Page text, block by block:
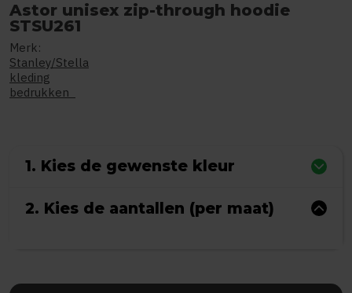
Astor unisex zip-through hoodie
STSU261
Merk:
Stanley/Stella
kleding
bedrukken
1. Kies de gewenste kleur
2. Kies de aantallen (per maat)